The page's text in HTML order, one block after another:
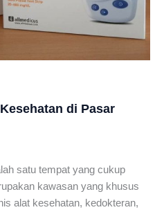
di Pasar
satu tempat yang cukup
kawasan yang khusus
alat kesehatan, kedokteran,